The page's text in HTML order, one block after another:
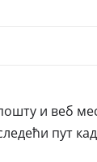
и веб
пут